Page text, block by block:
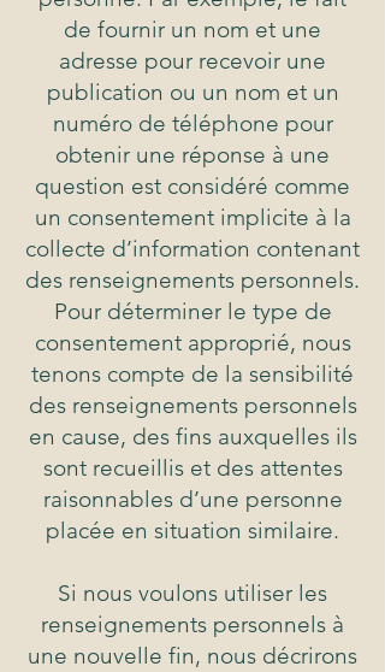
de fournir un nom et une
adresse pour recevoir une
publication ou un nom et un
numéro de téléphone pour
obtenir une réponse à une
question est considéré comme
un consentement implicite à la
collecte d’information contenant
des renseignements personnels.
Pour déterminer le type de
consentement approprié, nous
tenons compte de la sensibilité
des renseignements personnels
en cause, des fins auxquelles ils
sont recueillis et des attentes
raisonnables d’une personne
placée en situation similaire.
Si nous voulons utiliser les
renseignements personnels à
une nouvelle fin, nous décrirons